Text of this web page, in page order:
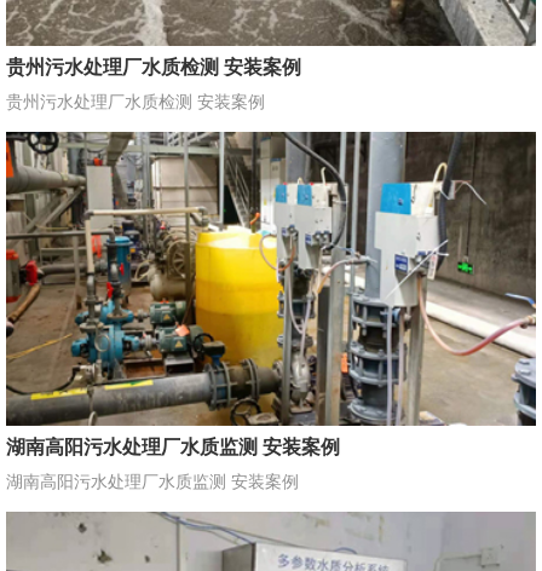
贵州污水处理厂水质检测 安装案例
贵州污水处理厂水质检测 安装案例
湖南高阳污水处理厂水质监测 安装案例
湖南高阳污水处理厂水质监测 安装案例